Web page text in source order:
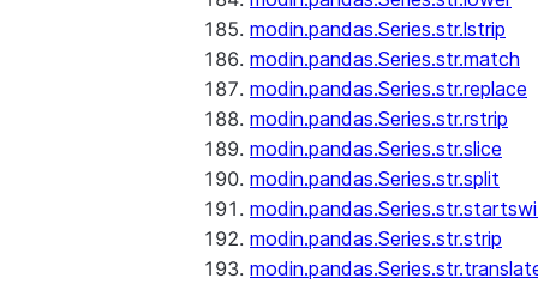
modin.pandas.Series.str.lstrip
modin.pandas.Series.str.match
modin.pandas.Series.str.replace
modin.pandas.Series.str.rstrip
modin.pandas.Series.str.slice
modin.pandas.Series.str.split
modin.pandas.Series.str.strip